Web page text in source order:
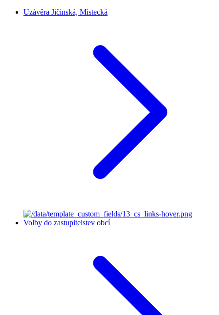
Uzávěra Jičínská, Místecká
Volby do zastupitelstev obcí